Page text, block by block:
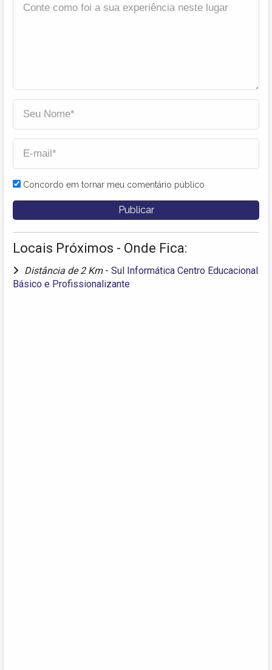
Concordo em tornar meu comentário público
Locais Próximos - Onde Fica:
Distância de 2 Km - Sul Informática Centro Educacional
Básico e Profissionalizante